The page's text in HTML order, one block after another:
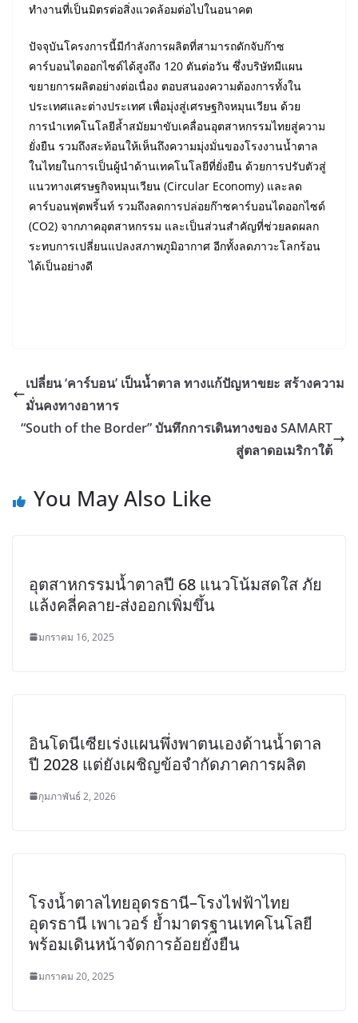
ทำงานที่เป็นมิตรต่อสิ่งแวดล้อมต่อไปในอนาคต
ปัจจุบันโครงการนี้มีกำลังการผลิตที่สามารถดักจับก๊าซ
คาร์บอนไดออกไซด์ได้สูงถึง 120 ตันต่อวัน ซึ่งบริษัทมีแผน
ขยายการผลิตอย่างต่อเนื่อง ตอบสนองความต้องการทั้งใน
ประเทศและต่างประเทศ เพื่อมุ่งสู่เศรษฐกิจหมุนเวียน ด้วย
การนำเทคโนโลยีล้ำสมัยมาขับเคลื่อนอุตสาหกรรมไทยสู่ความ
ยั่งยืน รวมถึงสะท้อนให้เห็นถึงความมุ่งมั่นของโรงงานน้ำตาล
ในไทยในการเป็นผู้นำด้านเทคโนโลยีที่ยั่งยืน ด้วยการปรับตัวสู่
แนวทางเศรษฐกิจหมุนเวียน (Circular Economy) และลด
คาร์บอนฟุตพริ้นท์ รวมถึงลดการปล่อยก๊าซคาร์บอนไดออกไซด์
(CO2) จากภาคอุตสาหกรรม และเป็นส่วนสำคัญที่ช่วยลดผลก
ระทบการเปลี่ยนแปลงสภาพภูมิอากาศ อีกทั้งลดภาวะโลกร้อน
ได้เป็นอย่างดี
เปลี่ยน ‘คาร์บอน’ เป็นน้ำตาล ทางแก้ปัญหาขยะ สร้างความ
มั่นคงทางอาหาร
“South of the Border” บันทึกการเดินทางของ SAMART
สู่ตลาดอเมริกาใต้
You May Also Like
อุตสาหกรรมน้ำตาลปี 68 แนวโน้มสดใส ภัย
แล้งคลี่คลาย-ส่งออกเพิ่มขึ้น
มกราคม 16, 2025
อินโดนีเซียเร่งแผนพึ่งพาตนเองด้านน้ำตาล
ปี 2028 แต่ยังเผชิญข้อจำกัดภาคการผลิต
กุมภาพันธ์ 2, 2026
โรงน้ำตาลไทยอุดรธานี–โรงไฟฟ้าไทย
อุดรธานี เพาเวอร์ ย้ำมาตรฐานเทคโนโลยี
พร้อมเดินหน้าจัดการอ้อยยั่งยืน
มกราคม 20, 2025